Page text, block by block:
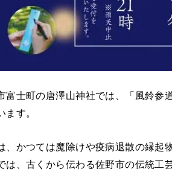
富士町の唐澤山神社では、「風鈴
ます。
、かつては魔除けや疫病退散の縁起
は、古くから伝わる佐野市の伝統工